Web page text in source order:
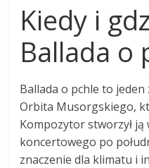
Kiedy i
Ballada o
Ballada o pchle to
Orbita Musorgskiego,
Kompozytor stworzył
koncertowego po
znaczenie dla klimatu i